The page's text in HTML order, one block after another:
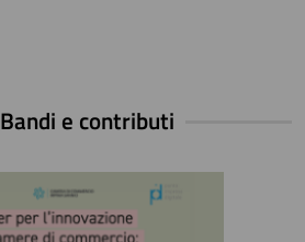
Bandi e contributi